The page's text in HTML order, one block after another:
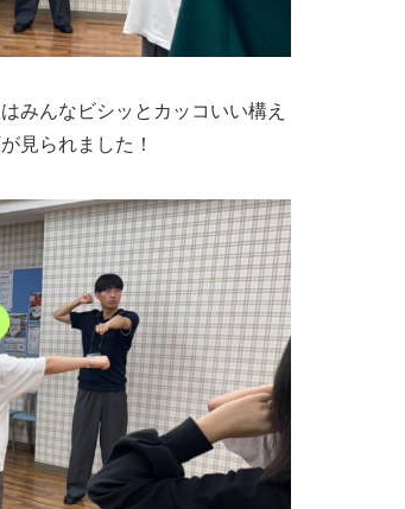
みんなビシッとカッコいい構え
見られました！